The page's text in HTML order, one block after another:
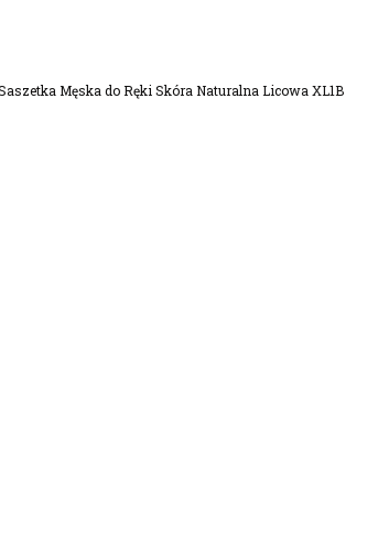
Męska do Ręki Skóra Naturalna Licowa XL1B